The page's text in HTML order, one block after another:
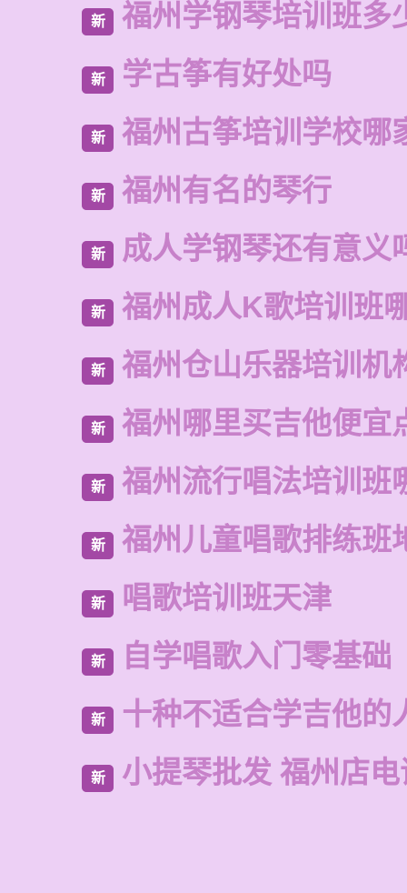
新 福州学钢琴培训班多
新 学古筝有好处吗
新 福州古筝培训学校哪
新 福州有名的琴行
新 成人学钢琴还有意义
新 福州成人K歌培训班
新 福州仓山乐器培训机
新 福州哪里买吉他便宜
新 福州流行唱法培训班
新 福州儿童唱歌排练班
新 唱歌培训班天津
新 自学唱歌入门零基础
新 十种不适合学吉他的
新 小提琴批发 福州店